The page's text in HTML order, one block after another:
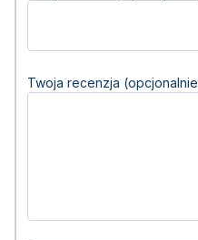
Twoja recenzja